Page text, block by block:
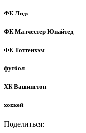
ФК Лидс
ФК Манчестер Юнайтед
ФК Тоттенхэм
футбол
ХК Вашингтон
хоккей
Поделиться: